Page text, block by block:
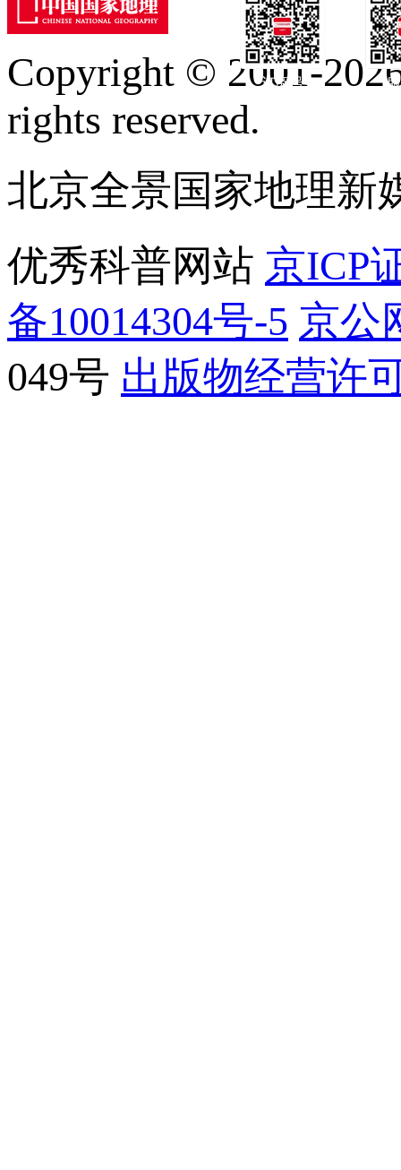
订阅号
Copyright © 2001-
rights reserved.
北京全景国家地理新
优秀科普网站 京ICP
备10014304号-5 京公
049号 出版物经营许